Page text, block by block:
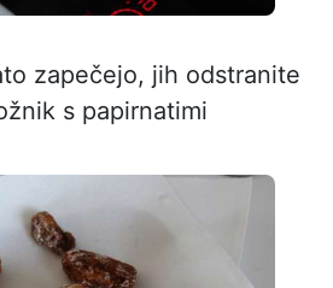
zapečejo, jih odstranite
s papirnatimi